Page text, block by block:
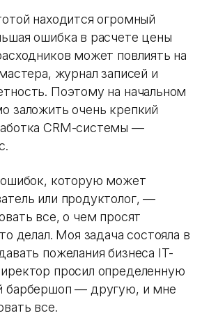
находится огромный
ошибка в расчете цены
может повлиять на
журнал записей и
Поэтому на начальном
заложить очень крепкий
CRM-системы —
ошибок, которую может
или продуктолог, —
все, о чем просят
делал. Моя задача состояла в
пожелания бизнеса IT-
просил определенную
барбершоп — другую, и мне
все.